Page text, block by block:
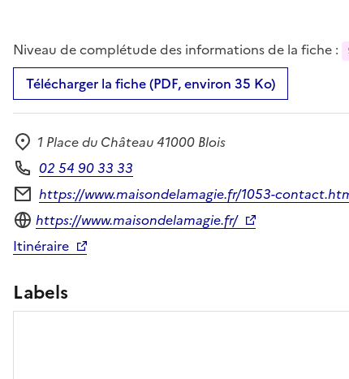
Niveau de complétude des informations de la fiche :
Télécharger la fiche (PDF, environ 35 Ko)
Adresse
1 Place du Château 41000 Blois
Téléphone
02 54 90 33 33
Formulaire de contact
https://www.maisondelamagie.fr/1053-
Site internet
https://www.maisondelamagie.fr/
Itinéraire
Labels